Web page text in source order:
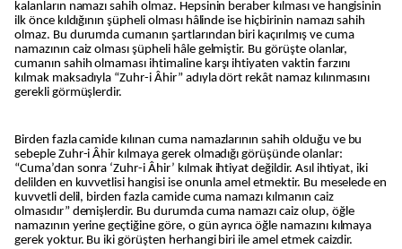
kalanların namazı sahih olmaz. Hepsinin beraber kılması ve hangisinin
ilk önce kıldığının şüpheli olması hâlinde ise hiçbirinin namazı sahih
olmaz. Bu durumda cumanın şartlarından biri kaçırılmış ve cuma
namazının caiz olması şüpheli hâle gelmiştir. Bu görüşte olanlar,
cumanın sahih olmaması ihtimaline karşı ihtiyaten vaktin farzını
kılmak maksadıyla “Zuhr-i Âhir” adıyla dört rekât namaz kılınmasını
gerekli görmüşlerdir.
Birden fazla camide kılınan cuma namazlarının sahih olduğu ve bu
sebeple Zuhr-i Âhir kılmaya gerek olmadığı görüşünde olanlar:
“Cuma’dan sonra ‘Zuhr-i Âhir’ kılmak ihtiyat değildir. Asıl ihtiyat, iki
delilden en kuvvetlisi hangisi ise onunla amel etmektir. Bu meselede en
kuvvetli delil, birden fazla camide cuma namazı kılmanın caiz
olmasıdır” demişlerdir. Bu durumda cuma namazı caiz olup, öğle
namazının yerine geçtiğine göre, o gün ayrıca öğle namazını kılmaya
gerek yoktur. Bu iki görüşten herhangi biri ile amel etmek caizdir.